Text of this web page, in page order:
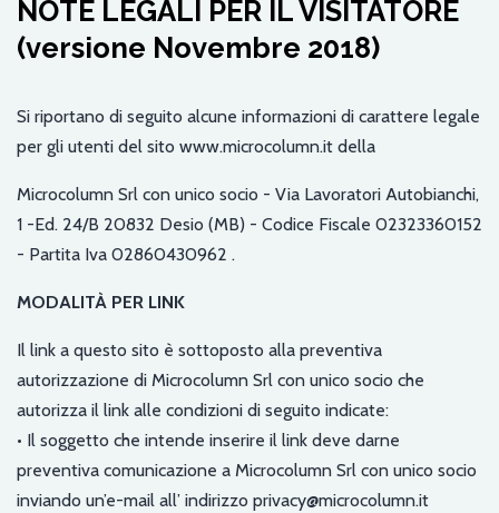
NOTE LEGALI PER IL VISITATORE
(versione Novembre 2018)
Si riportano di seguito alcune informazioni di carattere legale
per gli utenti del sito www.microcolumn.it della
Microcolumn Srl con unico socio - Via Lavoratori Autobianchi,
1 -Ed. 24/B 20832 Desio (MB) - Codice Fiscale 02323360152
- Partita Iva 02860430962 .
MODALITÀ PER LINK
Il link a questo sito è sottoposto alla preventiva
autorizzazione di Microcolumn Srl con unico socio che
autorizza il link alle condizioni di seguito indicate:
• Il soggetto che intende inserire il link deve darne
preventiva comunicazione a Microcolumn Srl con unico socio
inviando un’e-mail all’ indirizzo privacy@microcolumn.it